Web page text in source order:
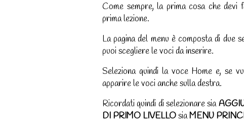
Come sempre, la prima cosa che
prima lezione.
La pagina del menu è composta di due
puoi scegliere le voci da inserire.
Seleziona quindi la voce Home e, se
apparire le voci anche sulla destra.
Ricordati quindi di selezionare sia
DI PRIMO LIVELLOsiaMENU